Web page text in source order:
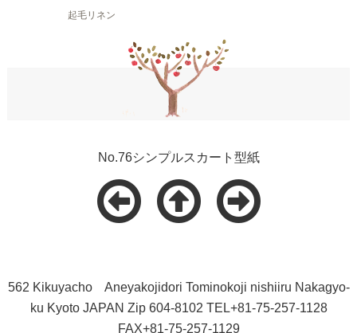
起毛リネン
No.76シンプルスカート型紙
562 Kikuyacho Aneyakojidori Tominokoji nishiiru Nakagyo-
ku Kyoto JAPAN Zip 604-8102 TEL+81-75-257-1128
FAX+81-75-257-1129